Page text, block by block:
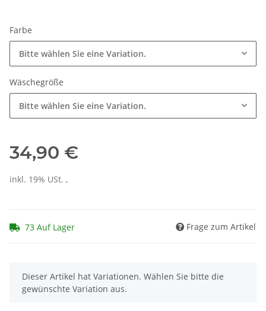
Farbe
Bitte wählen Sie eine Variation.
Wäschegröße
Bitte wählen Sie eine Variation.
34,90 €
inkl. 19% USt. ,
73 Auf Lager Frage zum Artikel
x
Dieser Artikel hat Variationen. Wählen Sie bitte die
gewünschte Variation aus.